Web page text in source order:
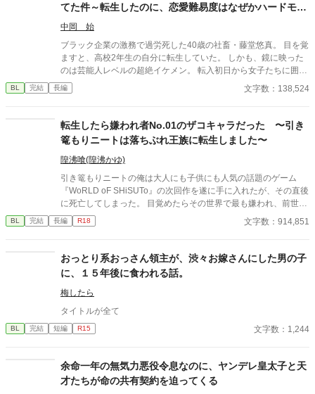
てた件～転生したのに、恋愛難易度はなぜかハードモー
ド
中岡 始
ブラック企業の激務で過労死した40歳の社畜・藤堂悠真。 目を覚
ますと、高校2年生の自分に転生していた。 しかも、鏡に映った
のは芸能人レベルの超絶イケメン。 転入初日から女子たちに囲ま
れ、学園中の話題の的に。 だが、社畜思考が抜けず**「これはマ
ーケティング施策か？」**と疑うばかり。 そして、モテすぎて業
穏は完全に崩壊。 そんな中、唯一冷静な男・藤崎颯斗の存在に救
われる。 颯斗はやたらと落ち着いていて、悠真をさりげなくフォ
ローする。 「お前といると、楽だ」 次第に悠真の中で、彼の存在
が大きくなっていき――。 「お前、俺から逃げるな」 颯斗の言葉
に、悠真の心は大きく揺れ動く。 転生×学園ラブコメ×じわじわ迫
る恋。 これは、悠真が「本当に選ぶべきもの」を見つける物語。
続編『元社畜の俺、大学生になってまたモテすぎてるけど、今度
は恋人がいるので無理です』 かつてブラック企業で心を擦り減ら
し、過労死した元社畜の男・藤堂悠真は、 転生した高校時代を経
らがせていく。 「付き合ってるけど、誰にも言っていない」 その
選択が、予想以上のすれ違いを生んでいった。 モテ地獄の再来、
る癖”。 甘えたくても甘えられない―― そんな悠真の隣で、颯斗
はずっと静かに手を差し伸べ続ける。 過去に縛られていた悠真
が、未来を見つめ直すまでの じれ甘・再構築・すれ違いと回復の
キャンパス・ラブストーリー。 今度こそ、言葉にする。 「好きだ
BL 完結 長編 文字数：138,524
転生したら嫌われ者No.01のザコキャラだった 〜引き
篭もりニートは落ちぶれ王族に転生しました〜
隍沸喰(隍沸かゆ)
引き篭もりニートの俺は大人にも子供にも人気の話題のゲーム
『WoRLD oF SHiSUTo』の次回作を遂に手に入れたが、その直後
に死亡してしまった。 目覚めたらその世界で最も嫌われ、前世で
も嫌われ続けていたあの落ちぶれた元王族《ヴァントリア・オル
テイル》になっていた。 同じ檻に入っていた子供を看病したのに
に頑張ります！ 俺を襲ったことで連れて行かれた子供を助けるた
めに、まずは脱獄からだ！ 重複投稿:小説家になろう（ムーンライ
トノベルズ） 注意: 残酷な描写あり 表紙は力不足な自作イラスト
誤字脱字が多いです！ お気に入り・感想ありがとうございます。
皆さんありがとうございました！ BLランキング1位（2021/8/1 2
0:02） HOTランキング15位（2021/8/1 20:02） 他サイト日間BL
ランキング2位（2019/2/21 20:00） ツンデレ、執着キャラ、おバ
も宣伝や時々描くイラストに使っています。利用していただいて
構いません！
BL 完結 長編 R18 文字数：914,851
おっとり系おっさん領主が、渋々お嫁さんにした男の子
に、１５年後に食われる話。
梅したら
タイトルが全て
BL 完結 短編 R15 文字数：1,244
余命一年の無気力悪役令息なのに、ヤンデレ皇太子と天
才たちが命の共有契約を迫ってくる